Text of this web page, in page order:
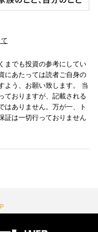
までも投資の参考にしてい
にあたっては読者ご自身の
よう、お願い致します。 当
ておりますが、記載される
はありません。万が一、ト
証は一切行っておりません